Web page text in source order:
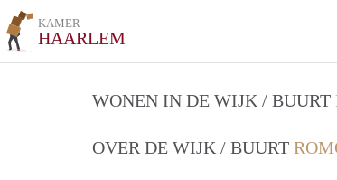
KAMER
HAARLEM
WONEN IN DE WIJK / BUURT
OVER DE WIJK / BUURT